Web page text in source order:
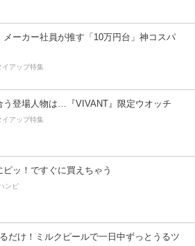
メーカー社員が推す「10万円台」神コスパ
イアップ特集
う登場人物は…『VIVANT』限定ウオッチ
イアップ特集
ピッ！ですぐに買えちゃう
ンピ
だけ！ミルクピールで一日中ずっとうるツ